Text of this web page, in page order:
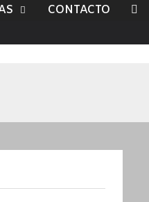
CONTACTO